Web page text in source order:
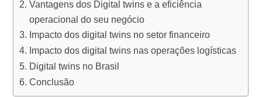
Vantagens dos Digital twins e a eficiência
operacional do seu negócio
Impacto dos digital twins no setor financeiro
Impacto dos digital twins nas operações logísticas
Digital twins no Brasil
Conclusão